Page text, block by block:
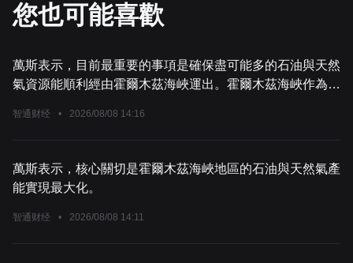
您也可能喜歡
萬斯表示，目前最重要的事項是確保盡可能多的石油與天然
氣資源能順利經由霍爾木茲海峽運出。霍爾木茲海峽作為全
市場的供應穩定與價格走勢，確保該海峽的油氣運輸順利對
智通财经 • 2026/08/08 14:16
萬斯表示，核心關切是霍爾木茲海峽地區的石油與天然氣產
能實現最大化。
智通财经 • 2026/08/08 14:11